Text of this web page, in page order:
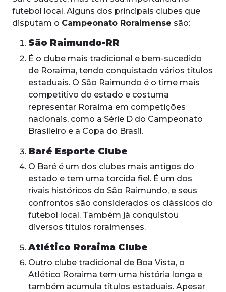
futebol local. Alguns dos principais clubes que
disputam o Campeonato Roraimense são:
São Raimundo-RR
É o clube mais tradicional e bem-sucedido
de Roraima, tendo conquistado vários títulos
estaduais. O São Raimundo é o time mais
competitivo do estado e costuma
representar Roraima em competições
nacionais, como a Série D do Campeonato
Brasileiro e a Copa do Brasil.
Baré Esporte Clube
O Baré é um dos clubes mais antigos do
estado e tem uma torcida fiel. É um dos
rivais históricos do São Raimundo, e seus
confrontos são considerados os clássicos do
futebol local. Também já conquistou
diversos títulos roraimenses.
Atlético Roraima Clube
Outro clube tradicional de Boa Vista, o
Atlético Roraima tem uma história longa e
também acumula títulos estaduais. Apesar